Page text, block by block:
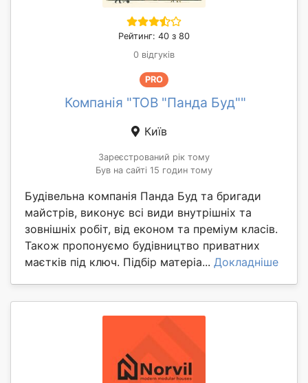
Рейтинг: 40 з 80
0 відгуків
PRO
Компанія "ТОВ "Панда Буд""
Київ
Зареєстрований рік тому
Був на сайті 15 годин тому
Будівельна компанія Панда Буд та бригади
майстрів, виконує всі види внутрішніх та
зовнішніх робіт, від економ та преміум класів.
Також пропонуємо будівництво приватних
маєтків під ключ. Підбір матеріа... Докладніше